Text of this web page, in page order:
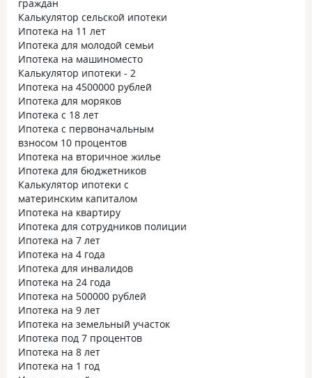
граждан
Калькулятор сельской ипотеки
Ипотека на 11 лет
Ипотека для молодой семьи
Ипотека на машиноместо
Калькулятор ипотеки - 2
Ипотека на 4500000 рублей
Ипотека для моряков
Ипотека с 18 лет
Ипотека с первоначальным
взносом 10 процентов
Ипотека на вторичное жилье
Ипотека для бюджетников
Калькулятор ипотеки с
материнским капиталом
Ипотека на квартиру
Ипотека для сотрудников полиции
Ипотека на 7 лет
Ипотека на 4 года
Ипотека для инвалидов
Ипотека на 24 года
Ипотека на 500000 рублей
Ипотека на 9 лет
Ипотека на земельный участок
Ипотека под 7 процентов
Ипотека на 8 лет
Ипотека на 1 год